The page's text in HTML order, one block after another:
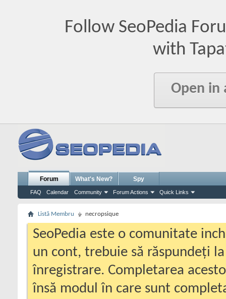
Follow SeoPedia
with
Open in
Forum
FAQ Calendar Community Forum Actions Quick Links
What's New? Spy
Listă Membru necropsique
SeoPedia este o comunitate
un cont, trebuie să răspundeți
înregistrare. Completarea
însă modul în care sunt